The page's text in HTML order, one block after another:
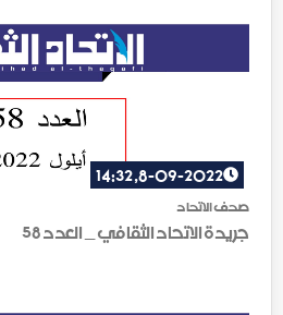
صحف الاتحاد
8-09-2022, 14:32
جريدة الاتحاد الثقافي _ العدد 58